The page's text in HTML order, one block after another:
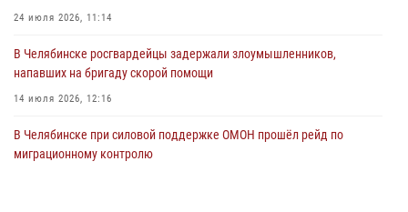
24 июля 2026, 11:14
В Челябинске росгвардейцы задержали злоумышленников,
напавших на бригаду скорой помощи
14 июля 2026, 12:16
В Челябинске при силовой поддержке ОМОН прошёл рейд по
миграционному контролю